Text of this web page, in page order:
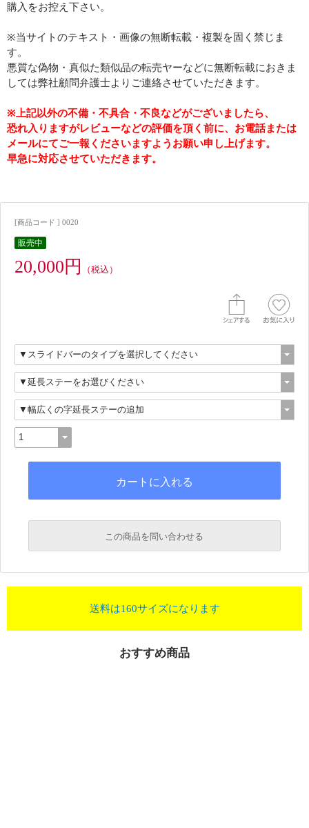
購入をお控え下さい。
※当サイトのテキスト・画像の無断転載・複製を固く禁じま
す。
悪質な偽物・真似た類似品の転売ヤーなどに無断転載におきま
しては弊社顧問弁護士よりご連絡させていただきます。
※上記以外の不備・不具合・不良などがございましたら、
恐れ入りますがレビューなどの評価を頂く前に、お電話または
メールにてご一報くださいますようお願い申し上げます。
早急に対応させていただきます。
[商品コード ] 0020
販売中
20,000円 （税込）
この商品を問い合わせる
送料は160サイズになります
おすすめ商品